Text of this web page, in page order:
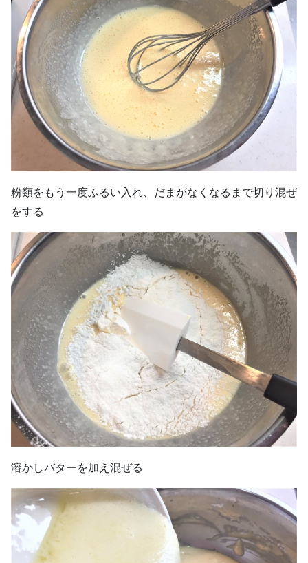
粉類をもう一度ふるい入れ、だまがなくなるまで切り混ぜ
をする
溶かしバターを加え混ぜる